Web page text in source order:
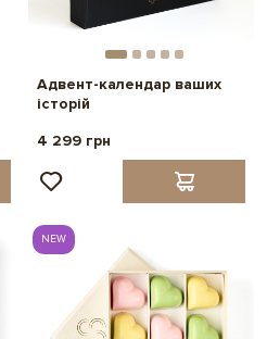
Адвент-календар ваших
історій
4 299 грн
NEW